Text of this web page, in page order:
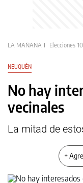
LA MAÑANA Elecciones
NEUQUÉN
No hay
vecinales
La mitad de
+